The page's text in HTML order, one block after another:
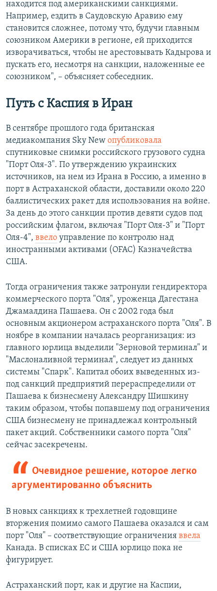
находится под американскими санкциями.
Например, ездить в Саудовскую Аравию ему
становится сложнее, потому что, будучи главным
союзником Америки в регионе, ей приходится
изворачиваться, чтобы не арестовывать Кадырова и
пускать его, несмотря на санкции, наложенные ее
союзником", – объясняет собеседник.
Путь с Каспия в Иран
В сентябре прошлого года британская
медиакомпания Sky New опубликовала
спутниковые снимки российского грузового судна
"Порт Оля-3". По утверждению украинских
источников, на нем из Ирана в Россию, а именно в
порт в Астраханской области, доставили около 220
баллистических ракет для использования на войне.
За день до этого санкции против девяти судов под
российским флагом, включая "Порт Оля-3" и "Порт
Оля-4", ввело управление по контролю над
иностранными активами (OFAC) Казначейства
США.
Тогда ограничения также затронули гендиректора
коммерческого порта "Оля", уроженца Дагестана
Джамалдина Пашаева. Он с 2002 года был
основным акционером астраханского порта "Оля". В
ноябре в компании началась реорганизация: из
главного юрлица выделили "Зерновой терминал" и
"Маслоналивной терминал", следует из данных
системы "Спарк". Капитал обоих выведенных из-
под санкций предприятий перераспределили от
Пашаева к бизнесмену Александру Шишкину
таким образом, чтобы попавшему под ограничения
США бизнесмену не принадлежал контрольный
пакет акций. Собственники самого порта "Оля"
сейчас засекречены.
Очевидное решение, которое легко
аргументированно объяснить
В новых санкциях к трехлетней годовщине
вторжения помимо самого Пашаева оказался и сам
порт "Оля" – соответствующие ограничения ввела
Канада. В списках ЕС и США юрлицо пока не
фигурирует.
Астраханский порт, как и другие на Каспии,